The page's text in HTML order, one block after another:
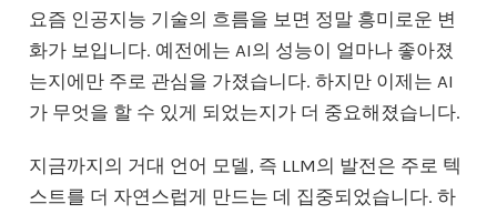
요즘 인공지능 기술의 흐름을 보면 정말 흥미로운 변
화가 보입니다. 예전에는 AI의 성능이 얼마나 좋아졌
는지에만 주로 관심을 가졌습니다. 하지만 이제는 AI
가 무엇을 할 수 있게 되었는지가 더 중요해졌습니다.
지금까지의 거대 언어 모델, 즉 LLM의 발전은 주로 텍
스트를 더 자연스럽게 만드는 데 집중되었습니다. 하